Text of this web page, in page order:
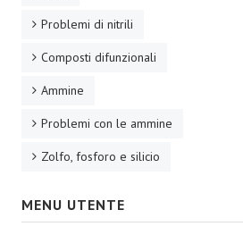
Problemi di nitrili
Composti difunzionali
Ammine
Problemi con le ammine
Zolfo, fosforo e silicio
MENU UTENTE